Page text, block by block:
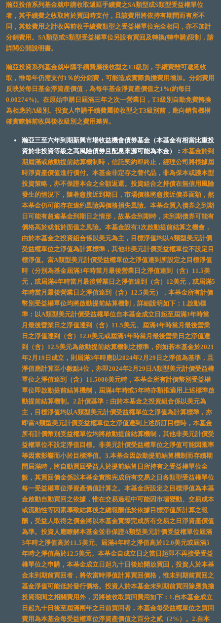
瀚亞投信系列基金就申購收取遞延手續費之SA類型或S類型受益權單位
者，其手續費之收取將於買回時支付，且該費用將依持有期間而有所不
同，其餘費用之計收與前收手續費類型之受益權單位完全相同，亦不加計
分銷費用。SA類型或S類型受益權單位另設有買回及轉換(轉申購)限制，請
詳閱公開說明書。
瀚亞投資系列基金就申購手續費屬後收型之T3級別，手續費雖可遞延收
取，惟每年仍需支付1％的分銷費，可能造成實際負擔費用增加。分銷費用
反映於每日基金淨資產價值，為每年基金淨資產價值之1%(約每日
0.00274%)。在原始申購日屆滿三年之次一營業日，T3級別自動免費轉換
為相應的A級別。投資人申購手續費屬後收型之T3級別前，應向銷售機構
確實瞭解前收與後收級別之費用差異。
瀚亞三至六年到期新興市場收益機會債券基金（本基金有相當比重投
資於非投資等級之高風險債券且配息來源可能為本金）： 本基金於到
期屆滿或啟動提前結算機制時，信託契約即終止，經理公司將根據屆
時淨資產價值進行償付。本基金非定存之替代品，非為保本或護本型
投資策略，亦不保證本金之全額返還。投資組合之持債在無信用風險
發生的情況下，隨著愈接近到期日，市場價格將愈接近債券面額，然
本基金仍可能存在違約風險與價格損失風險。本基金買入債券之到期
日可能有超逾基金到期日之情形，故基金到期時，未到期債券可能有
價格高於或低於面值之風險。本基金設有3次啟動提前結算之機會，
由於本基金之投資組合係以美元為主，目標淨值均以A類型美元計價
受益權單位之淨值為計算標準，其他非美元計價受益權單位不設定目
標淨值。當A類型美元計價受益權單位之淨值達到所設定之目標淨值
時（分別為基金屆滿3年時當月最後營業日之淨值達到（含）11.5美
元，或屆滿4年時當月最後營業日之淨值達到（含）12美元，或屆滿5
年時當月最後營業日之淨值達到（含）12.5美元），本基金所有計價
幣別受益權單位均將啟動提前結算機制，詳細說明如下：1.啟動標
準：以A類型美元計價受益權單位自本基金成立日起至屆滿3年時當
月最後營業日之淨值達到（含）11.5美元、屆滿4年時當月最後營業
日之淨值達到（含）12.0美元或屆滿5年時當月最後營業日之淨值達
到（含）12.5美元為啟動提前結算機制之標準，例如若本基金於2021
年2月19日成立，則屆滿3年時應以2024年2月29日之淨值為基準，且
淨值應計算至小數點4位，亦即2024年2月29日A類型美元計價受益權
單位之淨值達到（含）11.5000美元時，本基金所有計價幣別受益權
單位即啟動提前結算機制，屆滿4年時或5年時亦類推適用上述標準啟
動提前結算機制。2.計價基準：由於本基金之投資組合係以美元為
主，目標淨值均以A類型美元計價受益權單位之淨值為計算標準，亦
即當A類型美元計價受益權單位之淨值達到上述所訂目標時，本基金
所有計價幣別受益權單位均將啟動提前結算機制，其他非美元計價受
益權單位不設定淨值目標。非美元計價受益權單位之淨值可能因匯率
等因素影響而小於目標淨值。3.本基金因啟動提前結算機制而存續期
間屆滿時，將自動買回受益人於提前結算日所持有之受益權單位全
數，其買回價金係以本基金實際完成所有交易之日各類型受益權單位
每一受益權單位淨資產價值計算之。本基金所設定之目標淨值為本基
金啟動自動買回之依據，惟在交易過程中可能因市場變動、交易成本
或流動性等因素導致結算後之總報酬低於依據目標淨值所計算之報
酬，受益人取得之價金將以本基金實際完成所有交易之日淨資產價值
為準。投資人應瞭解本基金並非保證A類型美元計價受益權單位屆滿
3年時之淨值高於11.5美元、屆滿4年時之淨值高於12.0美元或屆滿5
年時之淨值高於12.5美元。本基金自成立日之當日起即不再接受受益
權單位之申購，本基金成立日起九十日後始開放買回，投資人於本基
金未到期前買回者，將依當時淨值計算買回價格，惟未到期前買回之
基金淨值可能低於發行價格。投資人於本基金未到期前買回除應負擔
投資期間之相關費用外，另將被收取買回費用如下：1.自本基金成立
日起九十日後至屆滿兩年之日前買回者，本基金每受益權單位之買回
費用為本基金每受益權單位淨資產價值之百分之貳（2%）。2.自本